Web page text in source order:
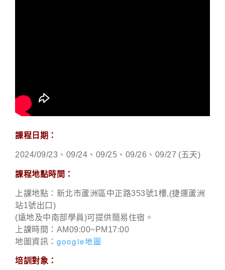
課程日期：
2024/09/23、09/24、09/25、09/26、09/27 (五天)
課程地點時間：
上課地點：新北市蘆洲區中正路353號1樓,(捷運蘆洲
站1號出口)
(遠地及中南部學員)可提供簡易住宿。
上課時間：AM09:00~PM17:00
地圖資訊： google地圖
培訓對象：